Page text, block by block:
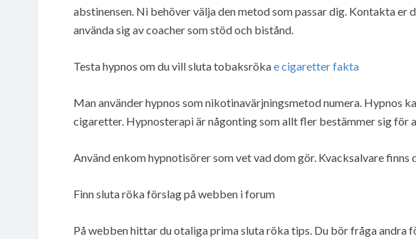
abstinensen. Ni behöver välja den metod som passar dig. Kontakta
använda sig av coacher som stöd och bistånd.
Testa hypnos om du vill sluta tobaksrökae cigaretter fakta
Man använder hypnos som nikotinavärjningsmetod numera. Hypnos
cigaretter. Hypnosterapi är någonting som allt fler bestämmer sig för
Använd enkom hypnotisörer som vet vad dom gör. Kvacksalvare finns
Finn sluta röka förslag på webben i forum
På webben hittar du otaliga prima sluta röka tips. Du bör fråga andra